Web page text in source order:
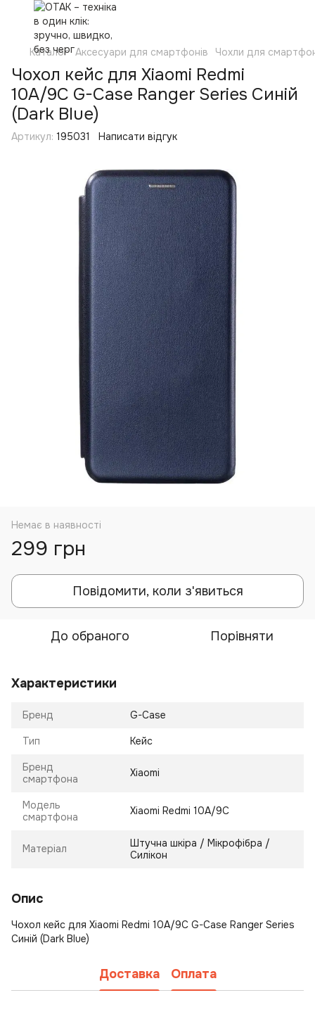
Каталог Аксесуари для смартфонів Чохли для
Чохол кейс для Xiaomi Redmi
10A/9C G-Case Ranger Series Синій
(Dark Blue)
Артикул: 195031 Написати відгук
Немає в наявності
299 грн
Повідомити, коли з'явиться
До обраного Порівняти
Характеристики
Бренд G-Case
Тип Кейс
Бренд
смартфона
Xiaomi
Модель
смартфона
Xiaomi Redmi 10A/9C
Матеріал
Штучна шкіра / Мікрофібра /
Силікон
Опис
Чохол кейс для Xiaomi Redmi 10A/9C G-Case Ranger Series
Синій (Dark Blue)
Доставка Оплата